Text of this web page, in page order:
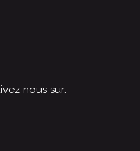
nous sur: